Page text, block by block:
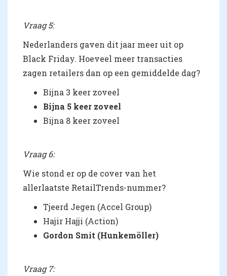
Vraag 5:
Nederlanders gaven dit jaar meer uit op
Black Friday. Hoeveel meer transacties
zagen retailers dan op een gemiddelde dag?
Bijna 3 keer zoveel
Bijna 5 keer zoveel
Bijna 8 keer zoveel
Vraag 6:
Wie stond er op de cover van het
allerlaatste RetailTrends-nummer?
Tjeerd Jegen (Accel Group)
Hajir Hajji (Action)
Gordon Smit (Hunkemöller)
Vraag 7: